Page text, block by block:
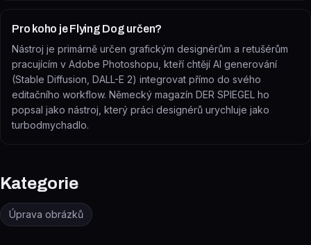
Pro koho je Flying Dog určen?
Nástroj je primárně určen grafickým designérům a retušérům
pracujícím v Adobe Photoshopu, kteří chtějí AI generování
(Stable Diffusion, DALL-E 2) integrovat přímo do svého
editačního workflow. Německý magazín DER SPIEGEL ho
popsal jako nástroj, který práci designérů urychluje jako
turbodmychadlo.
Kategorie
Úprava obrázků